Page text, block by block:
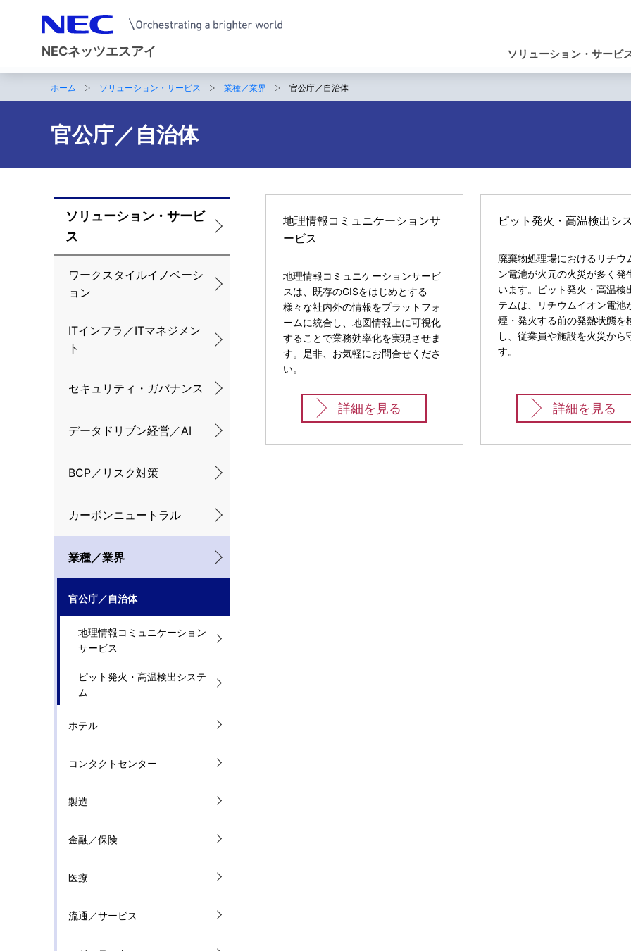
NECネッツエスアイ
ゲ
ー
ン
ソリューション・サービ
サ
イ
ト
内
の
在
ホーム ソリューション・サービス 業種／業界 官公庁／自治体
官公庁／自治体
ロ
ー
カ
ル
ナ
ゲ
シ
ョ
ソリューション・サービ
ス
ワークスタイルイノベーシ
ョン
ITインフラ／ITマネジメン
ト
セキュリティ・ガバナンス
データドリブン経営／AI
BCP／リスク対策
カーボンニュートラル
業種／業界
官公庁／自治体
地理情報コミュニケーション
サービス
ピット発火・高温検出システ
ム
ホテル
コンタクトセンター
製造
金融／保険
医療
流通／サービス
地理情報コミュニケーションサ
ービス
地理情報コミュニケーションサービ
スは、既存のGISをはじめとする
様々な社内外の情報をプラットフォ
ームに統合し、地図情報上に可視化
することで業務効率化を実現させま
す。是非、お気軽にお問合せくださ
い。
詳細を見る
ピット発火・高温検出シ
廃棄物処理場におけるリチウ
ン電池が火元の火災が多く発
います。ピット発火・高温検
テムは、リチウムイオン電池
煙・発火する前の発熱状態を
し、従業員や施設を火災から
す。
詳細を見る